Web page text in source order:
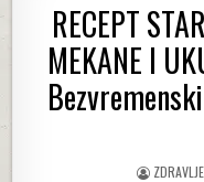
RECEPT
MEKANE I
AUTHOR:
ZDRAVLJE